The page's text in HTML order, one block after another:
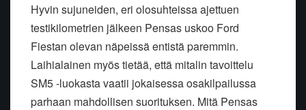
Hyvin sujuneiden, eri olosuhteissa ajettuen
testikilometrien jälkeen Pensas uskoo Ford
Fiestan olevan näpeissä entistä paremmin.
Laihialainen myös tietää, että mitalin tavoittelu
SM5 -luokasta vaatii jokaisessa osakilpailussa
parhaan mahdollisen suorituksen. Mitä Pensas